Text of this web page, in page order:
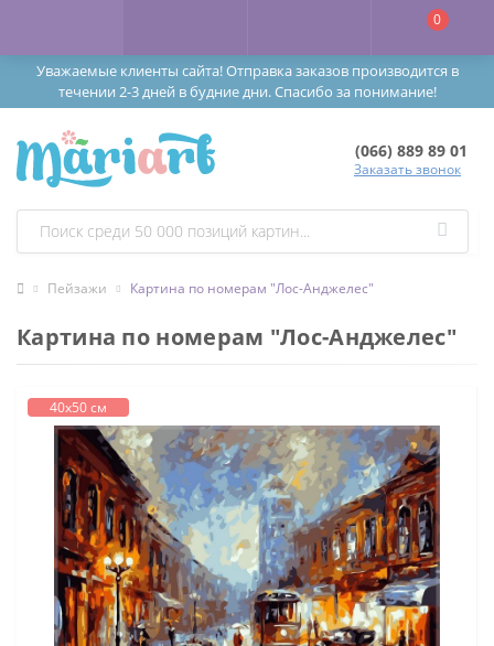
Уважаемые клиенты сайта! Отправка заказов производится в
течении 2-3 дней в будние дни. Спасибо за понимание!
0
(066) 889 89 01
Заказать звонок
Пейзажи Картина по номерам "Лос-Анджелес"
Картина по номерам "Лос-Анджелес"
40х50 см